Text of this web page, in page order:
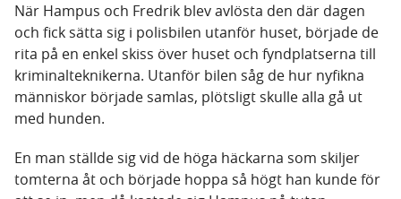
När Hampus och Fredrik blev avlösta den där dagen
och fick sätta sig i polisbilen utanför huset, började de
rita på en enkel skiss över huset och fyndplatserna till
kriminalteknikerna. Utanför bilen såg de hur nyfikna
människor började samlas, plötsligt skulle alla gå ut
med hunden.
En man ställde sig vid de höga häckarna som skiljer
tomterna åt och började hoppa så högt han kunde för